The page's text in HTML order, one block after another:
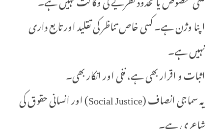
اپنا وژن ہے۔ کسی خاص تناظر کی تقلید اور تابع داری
نہیں ہے۔
اثبات و اقرار بھی ہے، نفی اور انکار بھی۔
یہ سماجی انصاف (Social Justice) اور انسانی حقوق کی
شاعری ہے۔